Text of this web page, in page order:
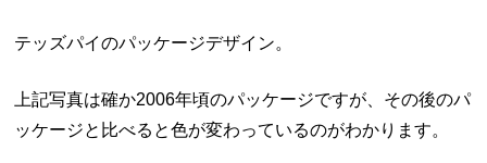
テッズパイのパッケージデザイン。
上記写真は確か2006年頃のパッケージですが、その後のパ
ッケージと比べると色が変わっているのがわかります。